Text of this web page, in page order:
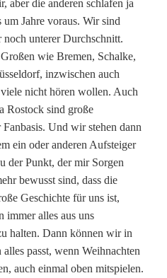
aber die anderen schlafen ja
Jahre voraus. Wir sind
unterer Durchschnitt.
wie Bremen, Schalke,
inzwischen auch
nicht hören wollen. Auch
Rostock sind große
Und wir stehen dann
ein oder anderen Aufsteiger
der Punkt, der mir Sorgen
bewusst sind, dass die
Geschichte für uns ist,
immer alles aus uns
halten. Dann können wir in
passt, wenn Weihnachten
auch einmal oben mitspielen.